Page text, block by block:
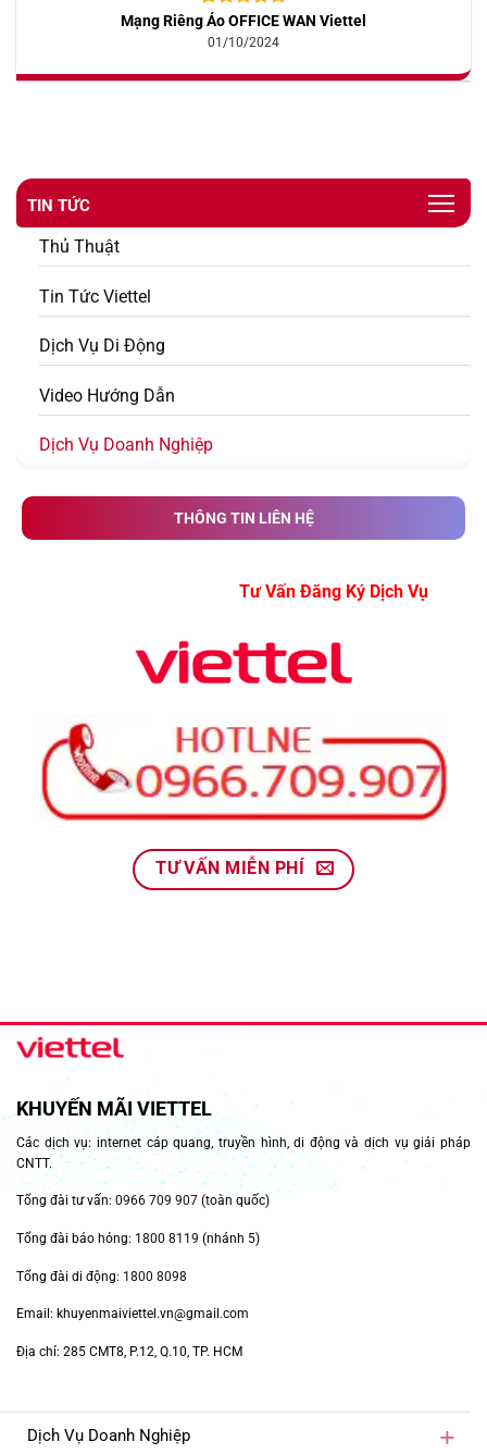
TIN TỨC
Thủ Thuật
Tin Tức Viettel
Dịch Vụ Di Động
Video Hướng Dẫn
Dịch Vụ Doanh Nghiệp
THÔNG TIN LIÊN HỆ
Tư Vấn Đăng Ký Dịch Vụ
TƯ VẤN MIỄN PHÍ
5.00trên 5
dựa trên
10
Mạng Riêng Ảo OFFICE WAN Viettel
01/10/2024
KHUYẾN MÃI VIETTEL
Các dịch vụ: internet cáp quang, truyền hình, di động và dịch vụ giải pháp
CNTT.
Tổng đài tư vấn: 0966 709 907 (toàn quốc)
Tổng đài báo hỏng: 1800 8119 (nhánh 5)
Tổng đài di động: 1800 8098
Email: khuyenmaiviettel.vn@gmail.com
Địa chỉ: 285 CMT8, P.12, Q.10, TP. HCM
Dịch Vụ Doanh Nghiệp